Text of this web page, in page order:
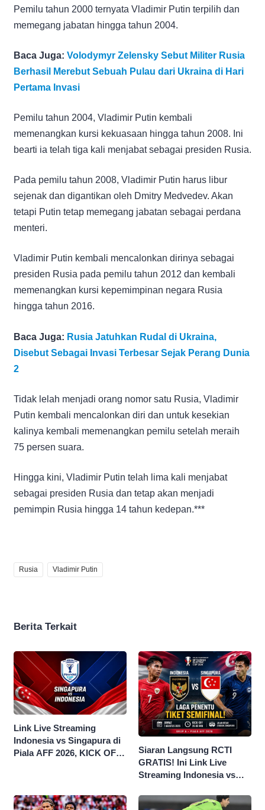
Pemilu tahun 2000 ternyata Vladimir Putin terpilih dan
memegang jabatan hingga tahun 2004.
Baca Juga: Volodymyr Zelensky Sebut Militer Rusia
Berhasil Merebut Sebuah Pulau dari Ukraina di Hari
Pertama Invasi
Pemilu tahun 2004, Vladimir Putin kembali
memenangkan kursi kekuasaan hingga tahun 2008. Ini
bearti ia telah tiga kali menjabat sebagai presiden Rusia.
Pada pemilu tahun 2008, Vladimir Putin harus libur
sejenak dan digantikan oleh Dmitry Medvedev. Akan
tetapi Putin tetap memegang jabatan sebagai perdana
menteri.
Vladimir Putin kembali mencalonkan dirinya sebagai
presiden Rusia pada pemilu tahun 2012 dan kembali
memenangkan kursi kepemimpinan negara Rusia
hingga tahun 2016.
Baca Juga: Rusia Jatuhkan Rudal di Ukraina,
Disebut Sebagai Invasi Terbesar Sejak Perang Dunia
2
Tidak lelah menjadi orang nomor satu Rusia, Vladimir
Putin kembali mencalonkan diri dan untuk kesekian
kalinya kembali memenangkan pemilu setelah meraih
75 persen suara.
Hingga kini, Vladimir Putin telah lima kali menjabat
sebagai presiden Rusia dan tetap akan menjadi
pemimpin Rusia hingga 14 tahun kedepan.***
Rusia Vladimir Putin
Berita Terkait
Link Live Streaming
Indonesia vs Singapura di
Piala AFF 2026, KICK OFF
Siaran Langsung RCTI
GRATIS! Ini Link Live
Streaming Indonesia vs
2026